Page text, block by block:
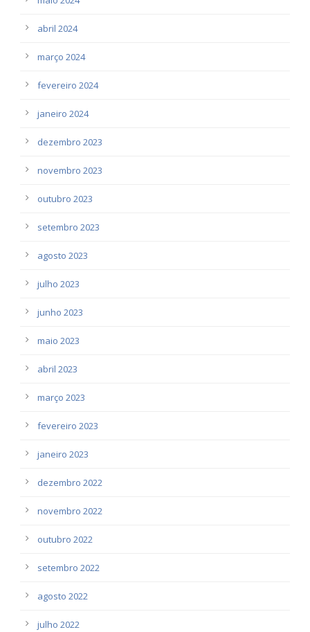
abril 2024
março 2024
fevereiro 2024
janeiro 2024
dezembro 2023
novembro 2023
outubro 2023
setembro 2023
agosto 2023
julho 2023
junho 2023
maio 2023
abril 2023
março 2023
fevereiro 2023
janeiro 2023
dezembro 2022
novembro 2022
outubro 2022
setembro 2022
agosto 2022
julho 2022